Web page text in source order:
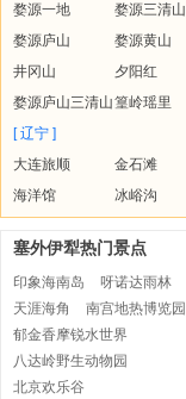
婺源一地
婺源三清山
婺源庐山
婺源黄山
井冈山
夕阳红
婺源庐山三清山篁岭瑶里
[ 辽宁 ]
大连旅顺
金石滩
海洋馆
冰峪沟
塞外伊犁热门景点
印象海南岛
呀诺达雨林
天涯海角
南宫地热博览园
郁金香摩锐水世界
八达岭野生动物园
北京欢乐谷